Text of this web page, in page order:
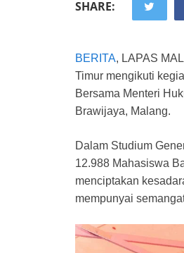
SHARE:
BERITA, LAPAS
Timur mengikuti
Bersama Menteri
Brawijaya, Malang.
Dalam Studium
12.988 Mahasiswa
menciptakan
mempunyai